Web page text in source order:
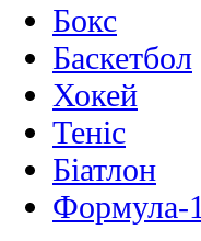
Бокс
Баскетбол
Хокей
Теніс
Біатлон
Формула-1